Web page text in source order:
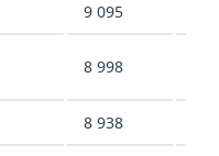
9 095
8 998
8 938